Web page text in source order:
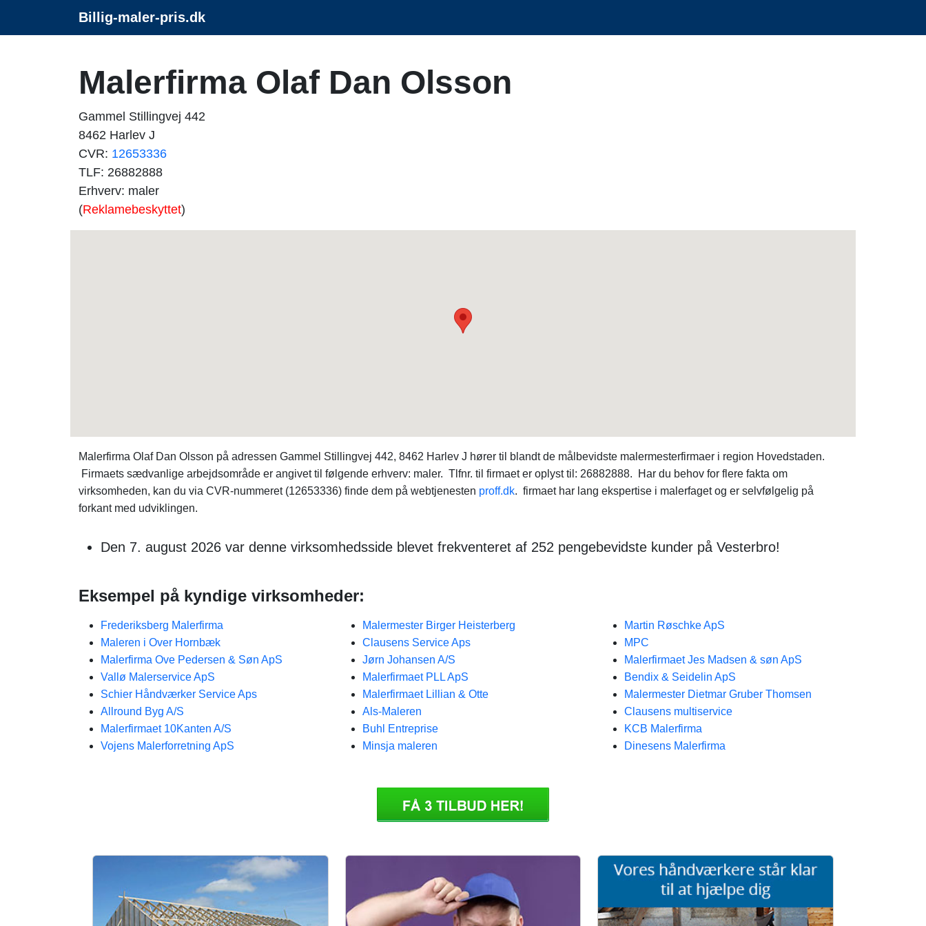
Billig-maler-pris.dk
Malerfirma Olaf Dan Olsson
Gammel Stillingvej 442
8462 Harlev J
CVR: 12653336
TLF: 26882888
Erhverv: maler
(Reklamebeskyttet)
Malerfirma Olaf Dan Olsson på adressen Gammel Stillingvej 442, 8462 Harlev J hører til blandt de målbevidste malermesterfirmaer i region Hovedstaden.
Firmaets sædvanlige arbejdsområde er angivet til følgende erhverv: maler. Tlfnr. til firmaet er oplyst til: 26882888. Har du behov for flere fakta om
virksomheden, kan du via CVR-nummeret (12653336) finde dem på webtjenesten proff.dk. firmaet har lang ekspertise i malerfaget og er selvfølgelig på
forkant med udviklingen.
Den 7. august 2026 var denne virksomhedsside blevet frekventeret af 252 pengebevidste kunder på Vesterbro!
Eksempel på kyndige virksomheder:
Frederiksberg Malerfirma
Maleren i Over Hornbæk
Malerfirma Ove Pedersen & Søn ApS
Vallø Malerservice ApS
Schier Håndværker Service Aps
Allround Byg A/S
Malerfirmaet 10Kanten A/S
Vojens Malerforretning ApS
Malermester Birger Heisterberg
Clausens Service Aps
Jørn Johansen A/S
Malerfirmaet PLL ApS
Malerfirmaet Lillian & Otte
Als-Maleren
Buhl Entreprise
Minsja maleren
Martin Røschke ApS
MPC
Malerfirmaet Jes Madsen & søn ApS
Bendix & Seidelin ApS
Malermester Dietmar Gruber Thomsen
Clausens multiservice
KCB Malerfirma
Dinesens Malerfirma